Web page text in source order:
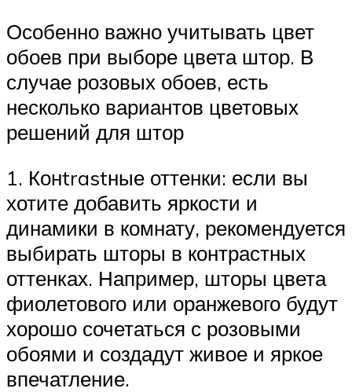
Особенно важно учитывать цвет
обоев при выборе цвета штор. В
случае розовых обоев, есть
несколько вариантов цветовых
решений для штор
1. Конtrastные оттенки: если вы
хотите добавить яркости и
динамики в комнату, рекомендуется
выбирать шторы в контрастных
оттенках. Например, шторы цвета
фиолетового или оранжевого будут
хорошо сочетаться с розовыми
обоями и создадут живое и яркое
впечатление.